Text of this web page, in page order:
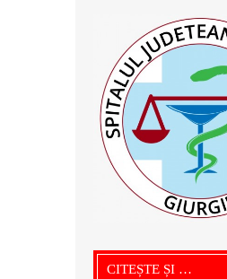
CITEȘTE ȘI …